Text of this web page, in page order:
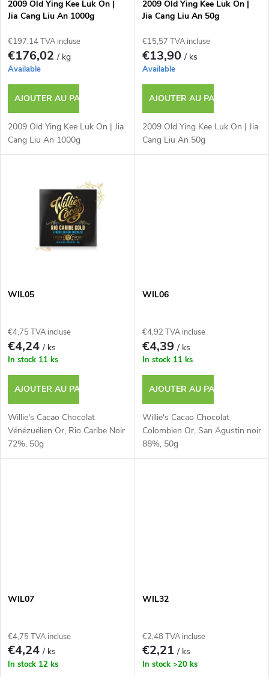
p
r
o
d
u
i
d
e
s
p
r
t
s
2009 Old Ying Kee Luk On |
Jia Cang Liu An 1000g
€197,14 TVA incluse
€176,02/ kg
Available
AJOUTER AU PANIER
2009 Old Ying Kee Luk On | Jia
Cang Liu An 1000g
2009 Old Ying Kee Luk On |
Jia Cang Liu An 50g
€15,57 TVA incluse
€13,90/ ks
Available
AJOUTER AU PANIER
2009 Old Ying Kee Luk On | Jia
Cang Liu An 50g
WIL05
€4,75 TVA incluse
€4,24/ ks
In stock 11 ks
AJOUTER AU PANIER
Willie's Cacao Chocolat
Vénézuélien Or, Rio Caribe Noir
72%, 50g
WIL06
€4,92 TVA incluse
€4,39/ ks
In stock 11 ks
AJOUTER AU PANIER
Willie's Cacao Chocolat
Colombien Or, San Agustin noir
88%, 50g
WIL07
€4,75 TVA incluse
€4,24/ ks
In stock 12 ks
WIL32
€2,48 TVA incluse
€2,21/ ks
In stock >20 ks